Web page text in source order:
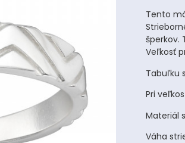
Tento
šperkov.
Veľkosť
Tabuľku
Pri
Materiál
Váha